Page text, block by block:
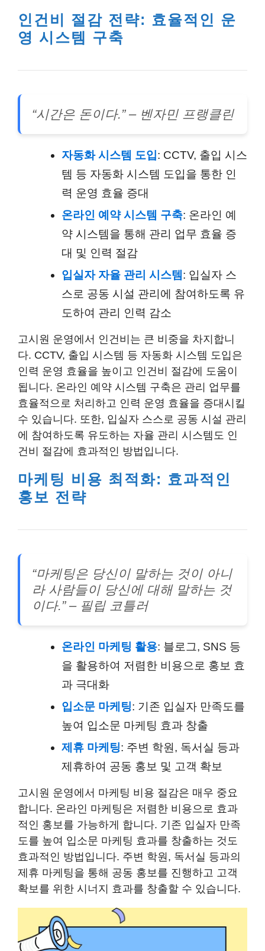
인건비 절감 전략: 효율적인 운
영 시스템 구축
“시간은 돈이다.” – 벤자민 프랭클린
자동화 시스템 도입: CCTV, 출입 시스
템 등 자동화 시스템 도입을 통한 인
력 운영 효율 증대
온라인 예약 시스템 구축: 온라인 예
약 시스템을 통해 관리 업무 효율 증
대 및 인력 절감
입실자 자율 관리 시스템 : 입실자 스
스로 공동 시설 관리에 참여하도록 유
도하여 관리 인력 감소
고시원 운영에서 인건비는 큰 비중을 차지합니
다. CCTV, 출입 시스템 등 자동화 시스템 도입은
인력 운영 효율을 높이고 인건비 절감에 도움이
됩니다. 온라인 예약 시스템 구축은 관리 업무를
효율적으로 처리하고 인력 운영 효율을 증대시킬
수 있습니다. 또한, 입실자 스스로 공동 시설 관리
에 참여하도록 유도하는 자율 관리 시스템도 인
건비 절감에 효과적인 방법입니다.
마케팅 비용 최적화: 효과적인
홍보 전략
“마케팅은 당신이 말하는 것이 아니
라 사람들이 당신에 대해 말하는 것
이다.” – 필립 코틀러
온라인 마케팅 활용: 블로그, SNS 등
을 활용하여 저렴한 비용으로 홍보 효
과 극대화
입소문 마케팅: 기존 입실자 만족도를
높여 입소문 마케팅 효과 창출
제휴 마케팅: 주변 학원, 독서실 등과
제휴하여 공동 홍보 및 고객 확보
고시원 운영에서 마케팅 비용 절감은 매우 중요
합니다. 온라인 마케팅은 저렴한 비용으로 효과
적인 홍보를 가능하게 합니다. 기존 입실자 만족
도를 높여 입소문 마케팅 효과를 창출하는 것도
효과적인 방법입니다. 주변 학원, 독서실 등과의
제휴 마케팅을 통해 공동 홍보를 진행하고 고객
확보를 위한 시너지 효과를 창출할 수 있습니다.